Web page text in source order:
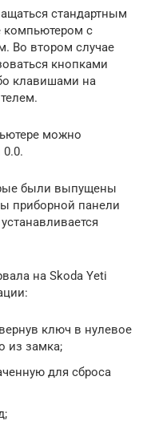
стандартным
с
Во втором случае
кнопками
клавишами на
можно
были выпущены
приборной панели
на Skoda Yeti
ключ в нулевое
из замка;
для сброса